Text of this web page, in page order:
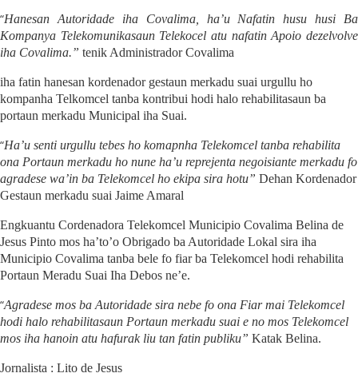
“Hanesan Autoridade iha Covalima, ha’u Nafatin husu husi Ba
Kompanya Telekomunikasaun Telekocel atu nafatin Apoio dezelvolve
iha Covalima.” tenik Administrador Covalima
iha fatin hanesan kordenador gestaun merkadu suai urgullu ho
kompanha Telkomcel tanba kontribui hodi halo rehabilitasaun ba
portaun merkadu Municipal iha Suai.
“Ha’u senti urgullu tebes ho komapnha Telekomcel tanba rehabilita
ona Portaun merkadu ho nune ha’u reprejenta negoisiante merkadu fo
agradese wa’in ba Telekomcel ho ekipa sira hotu” Dehan Kordenador
Gestaun merkadu suai Jaime Amaral
Engkuantu Cordenadora Telekomcel Municipio Covalima Belina de
Jesus Pinto mos ha’to’o Obrigado ba Autoridade Lokal sira iha
Municipio Covalima tanba bele fo fiar ba Telekomcel hodi rehabilita
Portaun Meradu Suai Iha Debos ne’e.
“Agradese mos ba Autoridade sira nebe fo ona Fiar mai Telekomcel
hodi halo rehabilitasaun Portaun merkadu suai e no mos Telekomcel
mos iha hanoin atu hafurak liu tan fatin publiku” Katak Belina.
Jornalista : Lito de Jesus